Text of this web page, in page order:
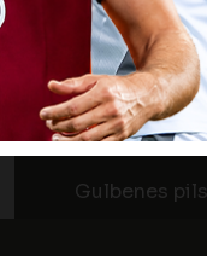
Latvijas
Gulbenes